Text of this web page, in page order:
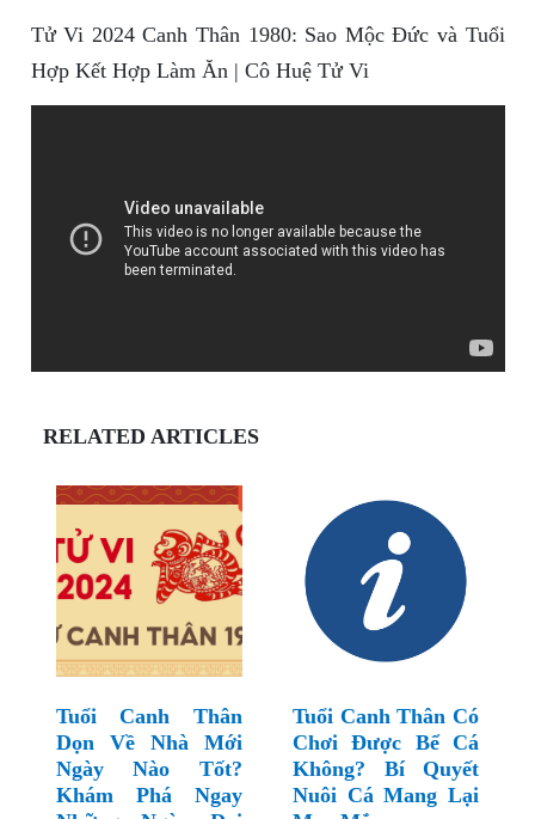
Tử Vi 2024 Canh Thân 1980: Sao Mộc Đức và Tuổi
Hợp Kết Hợp Làm Ăn | Cô Huệ Tử Vi
RELATED ARTICLES
Tuổi Canh Thân
Dọn Về Nhà Mới
Ngày Nào Tốt?
Khám Phá Ngay
Tuổi Canh Thân Có
Chơi Được Bể Cá
Không? Bí Quyết
Nuôi Cá Mang Lại